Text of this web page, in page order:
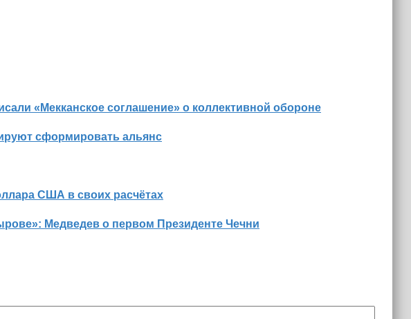
«Мекканское соглашение» о коллективной обороне
сформировать альянс
США в своих расчётах
Медведев о первом Президенте Чечни